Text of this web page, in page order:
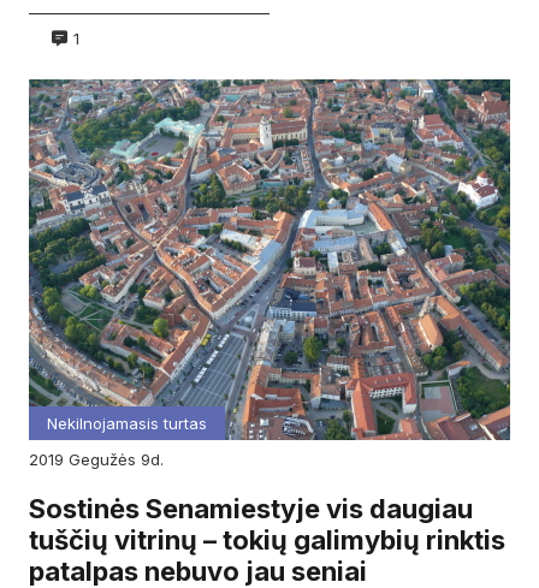
1
Nekilnojamasis turtas
2019
gegužės 9d.
Sostinės Senamiestyje vis daugiau
tuščių vitrinų – tokių galimybių rinktis
patalpas nebuvo jau seniai